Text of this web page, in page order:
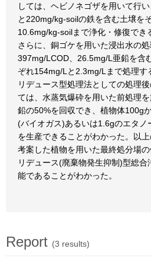
しては、ヘビノネゴザを用いて行
と220mg/kg-soilの鉄を含む土壌を
10.6mg/kg-soilまで浄化・修復でき
さらに、銅ゴケを用いた浸出水の処
397mg/LCOD、26.5mg/L亜鉛を含
ぞれ154mg/Lと2.3mg/Lまで処理す
リデュース型処理法としての処理
ては、水蒸気爆砕を用いた前処理
鉛の50%を回収でき、植物体100g
(バイオガス)あるいは1.6gのエタノ
を生産できることがわかった。以
考案した植物を用いた最終処分場
リデュース(廃棄物発生抑制)型総
能であることがわかった。
Report (3 results)